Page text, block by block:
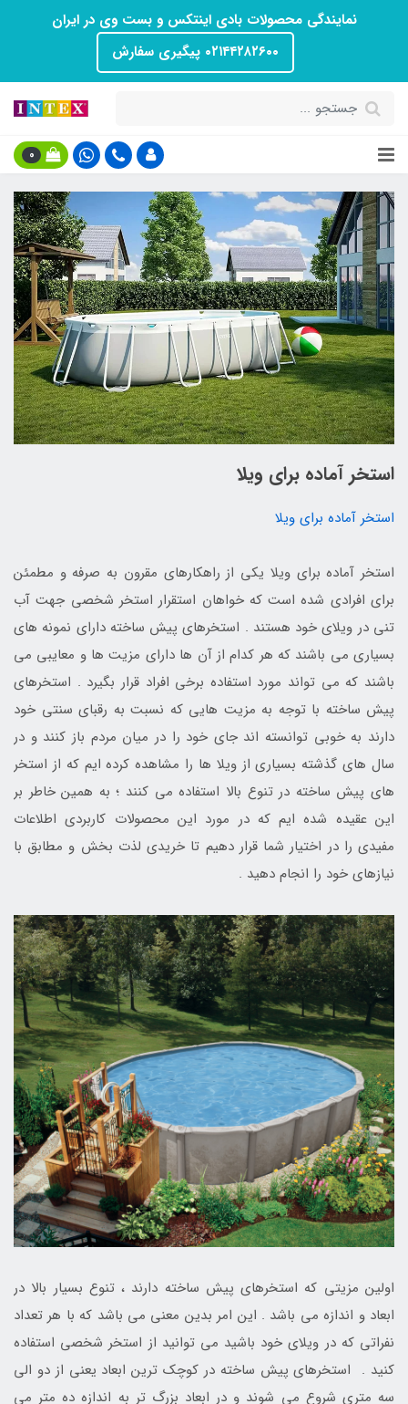
نمایندگی محصولات بادی اینتکس و بست وی در ایران
۰۲۱۴۴۲۸۲۶۰۰ پیگیری سفارش
0
استخر آماده برای ویلا
استخر آماده برای ویلا
استخر آماده برای ویلا یکی از راهکارهای مقرون به صرفه و مطمئن
برای افرادی شده است که خواهان استقرار استخر شخصی جهت آب
تنی در ویلای خود هستند . استخرهای پیش ساخته دارای نمونه های
بسیاری می باشند که هر کدام از آن ها دارای مزیت ها و معایبی می
باشند که می تواند مورد استفاده برخی افراد قرار بگیرد . استخرهای
پیش ساخته با توجه به مزیت هایی که نسبت به رقبای سنتی خود
دارند به خوبی توانسته اند جای خود را در میان مردم باز کنند و در
سال های گذشته بسیاری از ویلا ها را مشاهده کرده ایم که از استخر
های پیش ساخته در تنوع بالا استفاده می کنند ؛ به همین خاطر بر
این عقیده شده ایم که در مورد این محصولات کاربردی اطلاعات
مفیدی را در اختیار شما قرار دهیم تا خریدی لذت بخش و مطابق با
نیازهای خود را انجام دهید .
اولین مزیتی که استخرهای پیش ساخته دارند ، تنوع بسیار بالا در
ابعاد و اندازه می باشد . این امر بدین معنی می باشد که با هر تعداد
نفراتی که در ویلای خود باشید می توانید از استخر شخصی استفاده
کنید . استخرهای پیش ساخته در کوچک ترین ابعاد یعنی از دو الی
سه متری شروع می شوند و در ابعاد بزرگ تر به اندازه ده متر می